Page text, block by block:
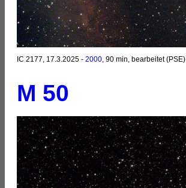
IC 2177, 17.3.2025 - 2000, 90 min, bearbeitet (PSE)
M 50